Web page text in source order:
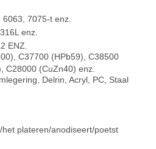
6063, 7075-t enz.
enz.
ENZ.
C37700 (HPb59), C38500
C28000 (CuZn40) enz.
Delrin, Acryl, PC, Staal
plateren/anodiseert/poetst